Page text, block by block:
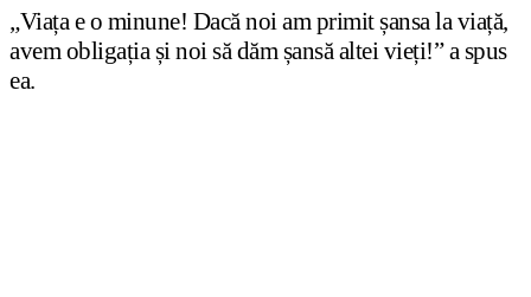
„Viața e o minune! Dacă noi am primit șansa la viață,
avem obligația și noi să dăm șansă altei vieți!” a spus
ea.